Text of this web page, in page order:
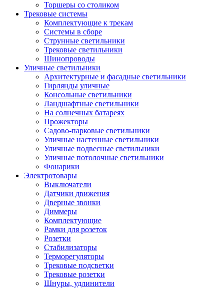
Торшеры со столиком
Трековые системы
Комплектующие к трекам
Системы в сборе
Струнные светильники
Трековые светильники
Шинопроводы
Уличные светильники
Архитектурные и фасадные светильники
Гирлянды уличные
Консольные светильники
Ландшафтные светильники
На солнечных батареях
Прожекторы
Садово-парковые светильники
Уличные настенные светильники
Уличные подвесные светильники
Уличные потолочные светильники
Фонарики
Электротовары
Выключатели
Датчики движения
Дверные звонки
Диммеры
Комплектующие
Рамки для розеток
Розетки
Стабилизаторы
Терморегуляторы
Трековые подсветки
Трековые розетки
Шнуры, удлинители